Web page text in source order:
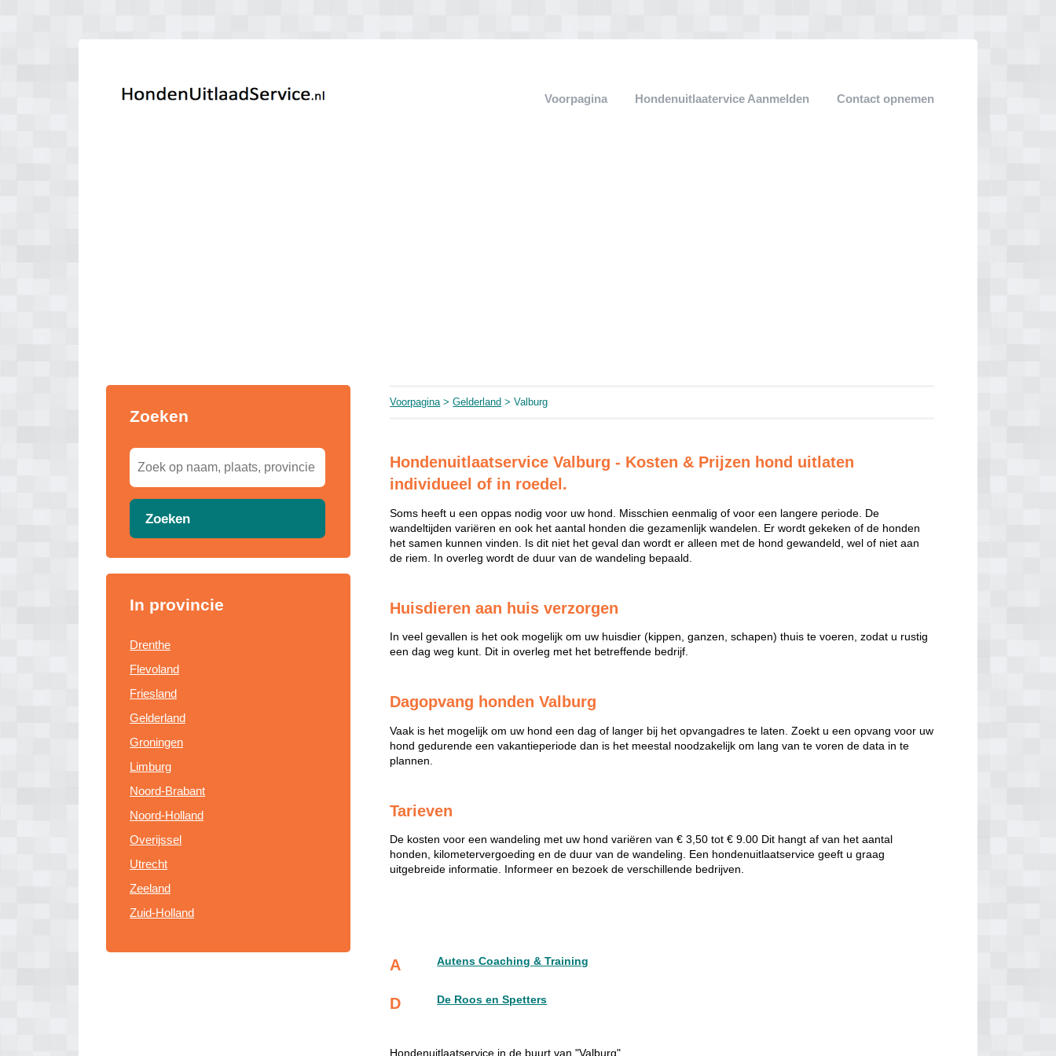
Voorpagina Hondenuitlaatervice Aanmelden Contact opnemen
Zoeken
Zoeken
In provincie
Drenthe
Flevoland
Friesland
Gelderland
Groningen
Limburg
Noord-Brabant
Noord-Holland
Overijssel
Utrecht
Zeeland
Zuid-Holland
Voorpagina>Gelderland > Valburg
Hondenuitlaatservice Valburg - Kosten & Prijzen hond uitlaten
individueel of in roedel.
Soms heeft u een oppas nodig voor uw hond. Misschien eenmalig of voor een langere periode. De
wandeltijden variëren en ook het aantal honden die gezamenlijk wandelen. Er wordt gekeken of de honden
het samen kunnen vinden. Is dit niet het geval dan wordt er alleen met de hond gewandeld, wel of niet aan
de riem. In overleg wordt de duur van de wandeling bepaald.
Huisdieren aan huis verzorgen
In veel gevallen is het ook mogelijk om uw huisdier (kippen, ganzen, schapen) thuis te voeren, zodat u rustig
een dag weg kunt. Dit in overleg met het betreffende bedrijf.
Dagopvang honden Valburg
Vaak is het mogelijk om uw hond een dag of langer bij het opvangadres te laten. Zoekt u een opvang voor uw
hond gedurende een vakantieperiode dan is het meestal noodzakelijk om lang van te voren de data in te
plannen.
Tarieven
De kosten voor een wandeling met uw hond variëren van € 3,50 tot € 9.00 Dit hangt af van het aantal
honden, kilometervergoeding en de duur van de wandeling. Een hondenuitlaatservice geeft u graag
uitgebreide informatie. Informeer en bezoek de verschillende bedrijven.
A Autens Coaching & Training
D De Roos en Spetters
Hondenuitlaatservice in de buurt van "Valburg"